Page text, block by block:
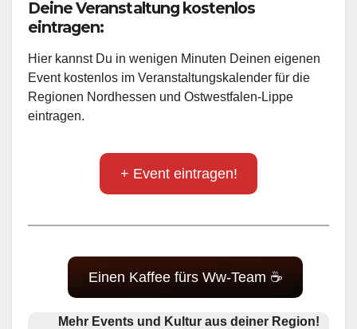
Deine Veranstaltung kostenlos
eintragen:
Hier kannst Du in wenigen Minuten Deinen eigenen
Event kostenlos im Veranstaltungskalender für die
Regionen Nordhessen und Ostwestfalen-Lippe
eintragen.
+ Event eintragen!
Einen Kaffee fürs Ww-Team ☕
Mehr Events und Kultur aus deiner Region!